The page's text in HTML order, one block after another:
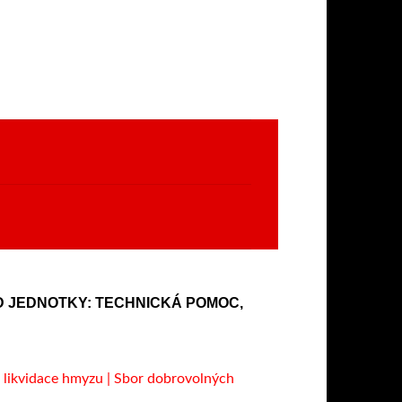
JEDNOTKY: TECHNICKÁ POMOC,
hmyzu | Sbor dobrovolných